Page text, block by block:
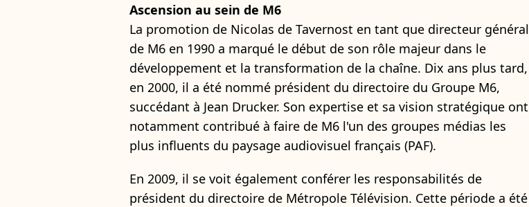
Ascension au sein de M6
La promotion de Nicolas de Tavernost en tant que directeur général
de M6 en 1990 a marqué le début de son rôle majeur dans le
développement et la transformation de la chaîne. Dix ans plus tard,
en 2000, il a été nommé président du directoire du Groupe M6,
succédant à Jean Drucker. Son expertise et sa vision stratégique ont
notamment contribué à faire de M6 l'un des groupes médias les
plus influents du paysage audiovisuel français (PAF).
En 2009, il se voit également conférer les responsabilités de
président du directoire de Métropole Télévision. Cette période a été